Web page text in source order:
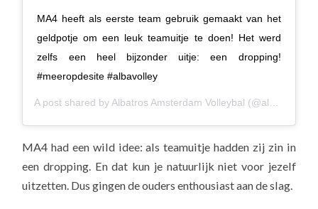
MA4 heeft als eerste team gebruik gemaakt van het
geldpotje om een leuk teamuitje te doen! Het werd
zelfs een heel bijzonder uitje: een dropping!
#meeropdesite #albavolley
A post shared byAlbatros Amsterdam Volleybal (@albavolley) on
MA4 had een wild idee: als teamuitje hadden zij zin in
een dropping. En dat kun je natuurlijk niet voor jezelf
uitzetten. Dus gingen de ouders enthousiast aan de slag.